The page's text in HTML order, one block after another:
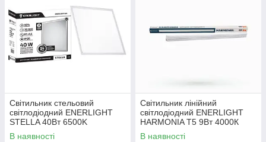
Cвітильник стельовий
світлодіодний ENERLIGHT
STELLA 40Вт 6500K
В наявності
Cвітильник лінійний
світлодіодний ENERLIGHT
HARMONIA T5 9Вт 4000К
38315
В наявності